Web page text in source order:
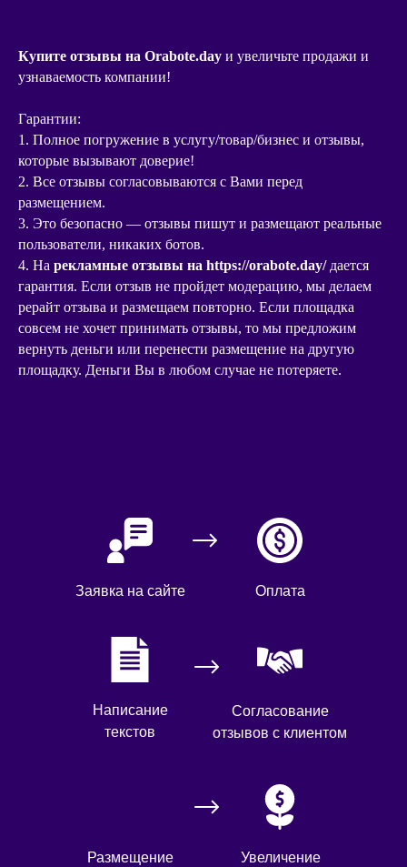
Купите отзывы на Orabote.day и увеличьте продажи и
узнаваемость компании!
Гарантии:
1. Полное погружение в услугу/товар/бизнес и отзывы,
которые вызывают доверие!
2. Все отзывы согласовываются с Вами перед
размещением.
3. Это безопасно — отзывы пишут и размещают реальные
пользователи, никаких ботов.
4. На рекламные отзывы на https://orabote.day/дается
гарантия. Если отзыв не пройдет модерацию, мы делаем
рерайт отзыва и размещаем повторно. Если площадка
совсем не хочет принимать отзывы, то мы предложим
вернуть деньги или перенести размещение на другую
площадку. Деньги Вы в любом случае не потеряете.
Заявка на сайте Оплата
Написание
текстов
Согласование
отзывов с клиентом
Размещение
Увеличение